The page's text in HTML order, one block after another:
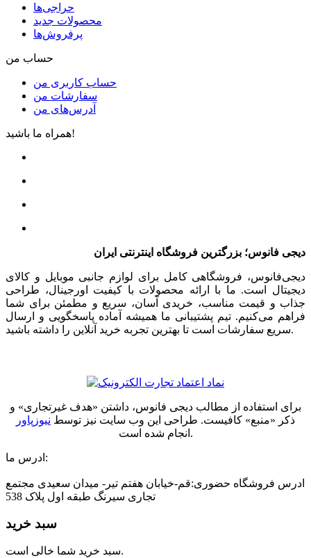
حراجی‌ها
محصولات جدید
پرفروش‌ها
حساب من
حساب کاربری من
سفارشات من
آدرس‌های من
همراه ما باشید!
دیجی فانوس؛ بزرگترین فروشگاه اینترنتی ایران
دیجی‌فانوس، فروشگاهی کامل برای لوازم جانبی موبایل و کالای
دیجیتال است. ما با ارائه محصولات با کیفیت اورجینال، طراحی
جذاب و قیمت مناسب، خریدی آسان، سریع و مطمئن برای شما
فراهم می‌کنیم. تیم پشتیبانی ما همیشه آماده پاسخگویی و ارسال
سریع سفارشات است تا بهترین تجربه خرید آنلاین را داشته باشید.
برای استفاده از مطالب دیجی فانوس، داشتن «هدف غیرتجاری» و
ذکر «منبع» کافیست. طراحی این وب سایت نیز توسط نیوزپاور
انجام شده است.
ادرس ما:
ادرس فروشگاه حضوری:قم-خیابان هفتم تیر- میدان سعیدی مجتمع
تجاری سیرنگ طبقه اول پلاک 538
سبد خرید
سبد خرید شما خالی است.